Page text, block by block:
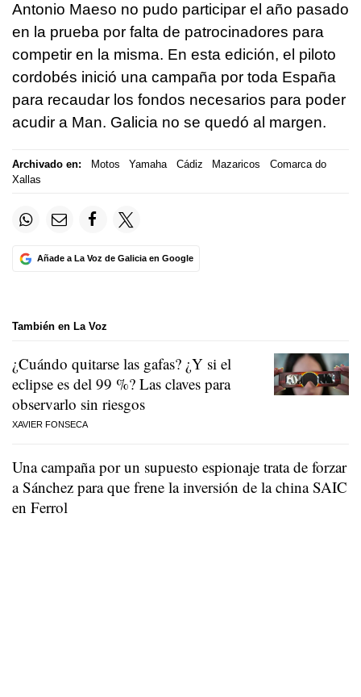
Antonio Maeso no pudo participar el año pasado
en la prueba por falta de patrocinadores para
competir en la misma. En esta edición, el piloto
cordobés inició una campaña por toda España
para recaudar los fondos necesarios para poder
acudir a Man. Galicia no se quedó al margen.
Archivado en: Motos Yamaha Cádiz Mazaricos
Comarca do
Xallas
Añade a La Voz de Galicia en Google
También en La Voz
¿Cuándo quitarse las gafas? ¿Y si el
eclipse es del 99 %? Las claves para
observarlo sin riesgos
XAVIER FONSECA
Una campaña por un supuesto espionaje trata de forzar
a Sánchez para que frene la inversión de la china SAIC
en Ferrol